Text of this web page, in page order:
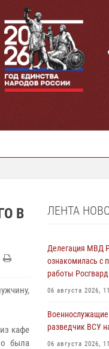
В
кафе
была
ЛЕНТА
Делегация МВД
ознакомилась с
работы
06 августа 2026,
разведчик ВСУ
06 августа 2026,